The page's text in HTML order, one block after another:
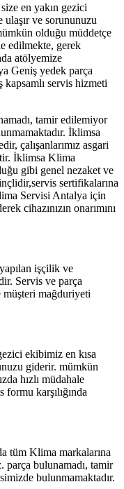
en yakın gezici
ve sorununuzu
olduğu müddetçe
edilmekte, gerek
atölyemize
Geniş yedek parça
servis hizmeti
tamir edilemiyor
İklimsa
çalışanlarımız asgari
İklimsa Klima
gibi genel nezaket ve
sertifikalarına
Servisi Antalya için
cihazınızın onarımını
işçilik ve
Servis ve parça
müşteri mağduriyeti
ekibimiz en kısa
giderir. mümkün
hızlı müdahale
karşılığında
tüm Klima markalarına
parça bulunamadı, tamir
bulunmamaktadır.